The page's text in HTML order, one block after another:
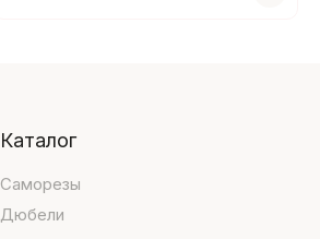
Каталог
Саморезы
Дюбели